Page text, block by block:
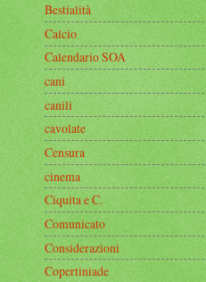
Bestialità
Calcio
Calendario SOA
cani
canili
cavolate
Censura
cinema
Ciquita e C.
Comunicato
Considerazioni
Copertiniade